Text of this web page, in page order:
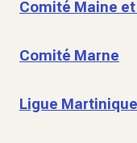
Comité Maine
Comité Marne
Ligue Martinique